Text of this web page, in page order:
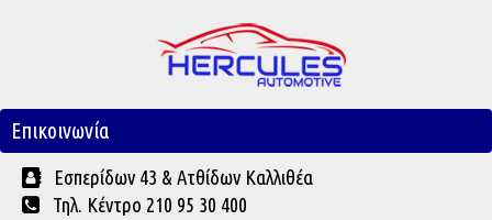
Επικοινωνία
Εσπερίδων 43 & Ατθίδων Καλλιθέα
Τηλ. Κέντρο 210 95 30 400